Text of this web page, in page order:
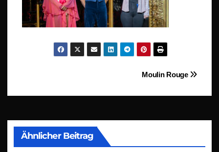
BeitragsnavigationMoulin Rouge
Ähnlicher Beitrag